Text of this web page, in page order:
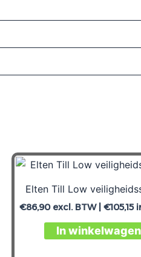
Elten Till Low
€86,90excl. BTW |€105,15
In winkelwagen